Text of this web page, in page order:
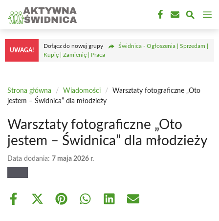
treści
UWAGA!
Dołącz do nowej grupy
Świdnica - Ogłoszenia | Sprzedam |
Kupię | Zamienię | Praca
Strona główna / Wiadomości /
Warsztaty fotograficzne „Oto
jestem – Świdnica” dla młodzieży
Warsztaty fotograficzne „Oto
jestem – Świdnica” dla młodzieży
Data dodania: 7 maja 2026 r.
Share
Share Share Share Share Share